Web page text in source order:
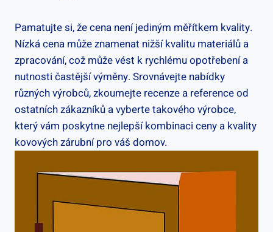
Pamatujte si, že cena není jediným měřítkem kvality.
Nízká cena může znamenat nižší kvalitu materiálů a
zpracování, což může vést k rychlému opotřebení a
nutnosti častější výměny. Srovnávejte nabídky
různých výrobců, zkoumejte recenze a reference od
ostatních zákazníků a vyberte takového výrobce,
který vám poskytne nejlepší kombinaci ceny a kvality
kovových zárubní pro váš domov.